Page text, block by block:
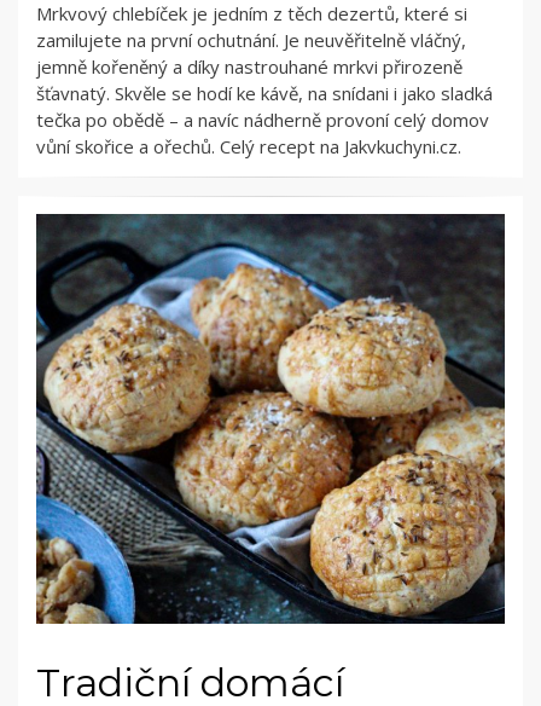
Mrkvový chlebíček je jedním z těch dezertů, které si
zamilujete na první ochutnání. Je neuvěřitelně vláčný,
jemně kořeněný a díky nastrouhané mrkvi přirozeně
šťavnatý. Skvěle se hodí ke kávě, na snídani i jako sladká
tečka po obědě – a navíc nádherně provoní celý domov
vůní skořice a ořechů. Celý recept na Jakvkuchyni.cz.
Tradiční domácí